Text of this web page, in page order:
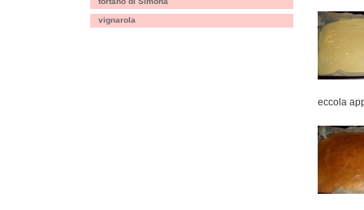
vignarola
eccola